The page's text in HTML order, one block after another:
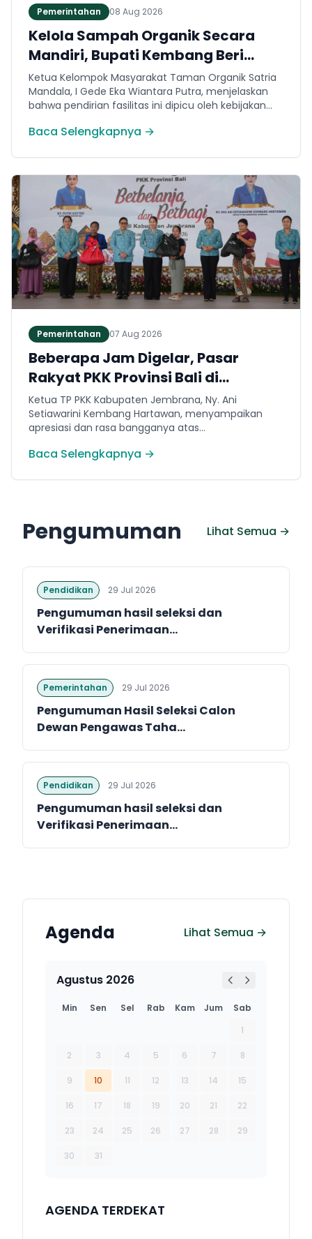
Pemerintahan 08 Aug 2026
Kelola Sampah Organik Secara
Mandiri, Bupati Kembang Beri
Apresiasi Tinggi Warga Sri
Mandala
Ketua Kelompok Masyarakat Taman Organik Satria
Mandala, I Gede Eka Wiantara Putra, menjelaskan
bahwa pendirian fasilitas ini dipicu oleh kebijakan
2026.
Baca Selengkapnya →
Pemerintahan 07 Aug 2026
Beberapa Jam Digelar, Pasar
Rakyat PKK Provinsi Bali di
Jembrana Catat Omset Ratusan
Juta
Ketua TP PKK Kabupaten Jembrana, Ny. Ani
Setiawarini Kembang Hartawan, menyampaikan
apresiasi dan rasa bangganya atas
tuan rumah pelaksanaan Pasar Rakyat kali ini.
Baca Selengkapnya →
Pengumuman Lihat Semua →
Pendidikan 29 Jul 2026
Pengumuman hasil seleksi dan
Verifikasi Penerimaan...
Pemerintahan 29 Jul 2026
Pengumuman Hasil Seleksi Calon
Dewan Pengawas Taha...
Pendidikan 29 Jul 2026
Pengumuman hasil seleksi dan
Verifikasi Penerimaan...
Agenda Lihat Semua →
Agustus 2026
Min Sen Sel Rab Kam Jum
Sab
1
2 3 4 5 6 7 8
9 10 11 12 13 14 15
16 17 18 19 20 21 22
23 24 25 26 27 28 29
30 31
AGENDA TERDEKAT